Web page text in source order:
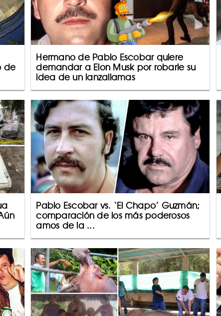
de
Hermano de Pablo Escobar quiere
demandar a Elon Musk por robarle su
idea de un lanzallamas
Pablo Escobar vs. ‘El Chapo’ Guzmán;
comparación de los más poderosos
amos de la ...